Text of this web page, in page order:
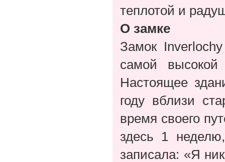
теплотой и
О замке
Замок
самой
Настоящее
году вблизи
время своего
здесь 1
записала: «Я